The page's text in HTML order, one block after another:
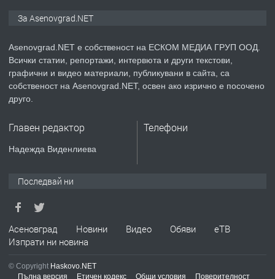
преди 2 години
ПРЕДЛАГА
Давам индивидуалани уроци по
преди 2 години
За Asenovgrad.NET
Asenovgrad.NET е собственост на ЕСКОМ МЕДИА ГРУП ООД.
Всички статии, репортажи, интервюта и други текстови,
графични и видео материали, публикувани в сайта, са
собственост на Asenovgrad.NET, освен ако изрично е посочено
друго.
Главен редактор
Надежда Виденлиева
Телефони
Последвай ни
Асеновград Новини Видео Обяви
еТВ
Изпрати ни новина
© Copyright Haskovo.NET
Пълна версия
Етичен кодекс Общи условия Поверителност